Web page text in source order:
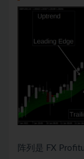
阵列是 FX